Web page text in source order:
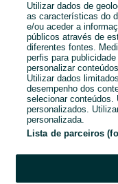
Utilizar dados de
as características do
e/ou aceder a
públicos através de
diferentes fontes.
perfis para
personalizar
Utilizar dados
desempenho dos
selecionar conteúdos.
personalizados.
personalizada.
Lista de parceiros